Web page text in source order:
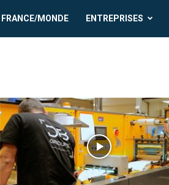
FRANCE/MONDE ENTREPRISES